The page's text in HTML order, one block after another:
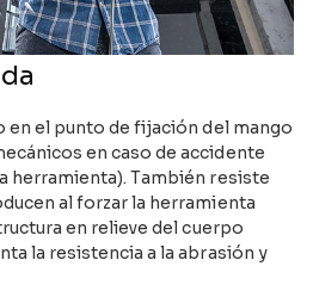
en el punto de fijación del mango
en caso de accidente
herramienta). También resiste
al forzar la herramienta
en relieve del cuerpo
la resistencia a la abrasión y